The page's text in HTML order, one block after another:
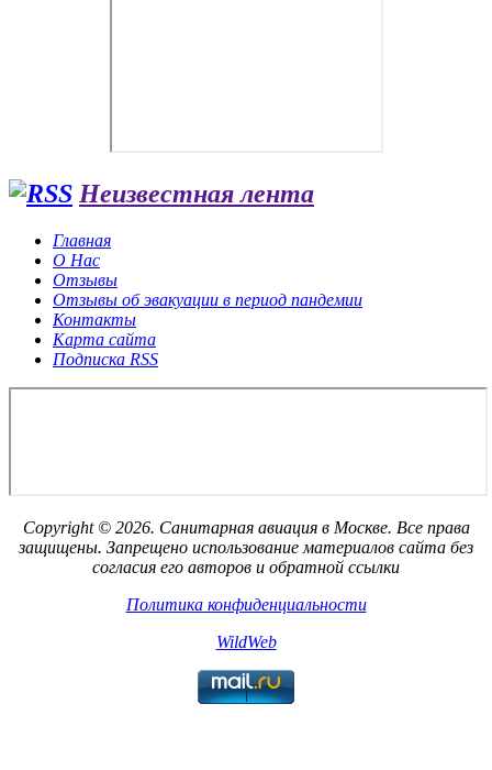
Неизвестная лента
Главная
О Нас
Отзывы
Отзывы об эвакуации в период пандемии
Контакты
Карта сайта
Подписка RSS
Copyright © 2026. Санитарная авиация в Москве. Все права
защищены. Запрещено использование материалов сайта без
согласия его авторов и обратной ссылки
Политика конфиденциальности
WildWeb